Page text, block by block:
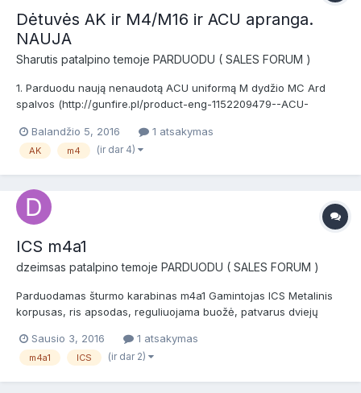
Dėtuvės AK ir M4/M16 ir ACU apranga.
NAUJA
Sharutis patalpino temoje PARDUODU ( SALES FORUM )
1. Parduodu naują nenaudotą ACU uniformą M dydžio MC Ard
spalvos (http://gunfire.pl/product-eng-1152209479--ACU-
vidutinio sudėjimo. Realiai tiktų kieno ūgis 170-180 cm. Vilniuje
galima pasimatuot. Kaina 40 EUR. REZERVUOTA, bet dar
Balandžio 5, 2016 1 atsakymas
AK m4 (ir dar 4)
ICS m4a1
dzeimsas patalpino temoje PARDUODU ( SALES FORUM )
Parduodamas šturmo karabinas m4a1 Gamintojas ICS Metalinis
korpusas, ris apsodas, reguliuojama buožė, patvarus dviejų
naudotas. pirktas AIC.lt Komplekte ginklas, dvi didelės talpos
dėtuvės, lazerbox'as. Kaina 155 e Miestas-Kaunas Susi...
Sausio 3, 2016 1 atsakymas
m4a1 ICS (ir dar 2)